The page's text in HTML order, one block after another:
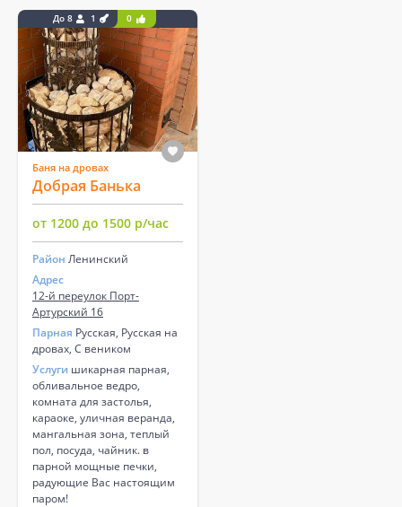
До 8 1 0
Баня на дровах
Добрая Банька
от 1200 до 1500 р/час
Район Ленинский
Адрес
12-й переулок Порт-
Артурский 16
Парная Русская, Русская на
дровах, С веником
Услуги шикарная парная,
обливальное ведро,
комната для застолья,
караоке, уличная веранда,
мангальная зона, теплый
пол, посуда, чайник. в
парной мощные печки,
радующие Вас настоящим
паром!